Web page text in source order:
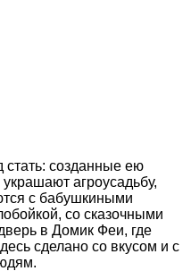
созданные ею
агроусадьбу,
с бабушкиными
со сказочными
в Домик Феи, где
сделано со вкусом и с